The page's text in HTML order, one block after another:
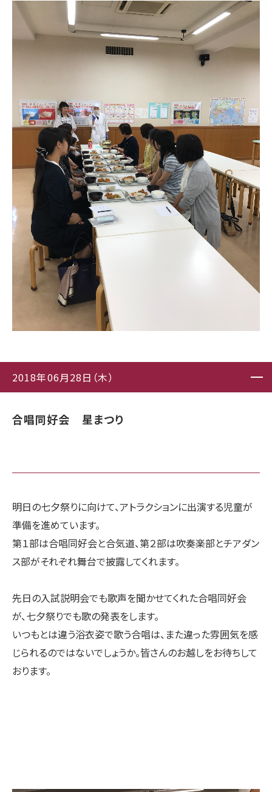
2018年06月28日（木）
合唱同好会 星まつり
明日の七夕祭りに向けて、アトラクションに出演する児童が
準備を進めています。
第１部は合唱同好会と合気道、第２部は吹奏楽部とチアダン
ス部がそれぞれ舞台で披露してくれます。
先日の入試説明会でも歌声を聞かせてくれた合唱同好会
が、七夕祭りでも歌の発表をします。
いつもとは違う浴衣姿で歌う合唱は、また違った雰囲気を感
じられるのではないでしょうか。皆さんのお越しをお待ちして
おります。